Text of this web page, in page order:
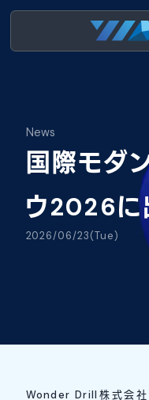
News
国際モダ
ウ2026に
2026/06/23(Tue)
Wonder Drill株式会社